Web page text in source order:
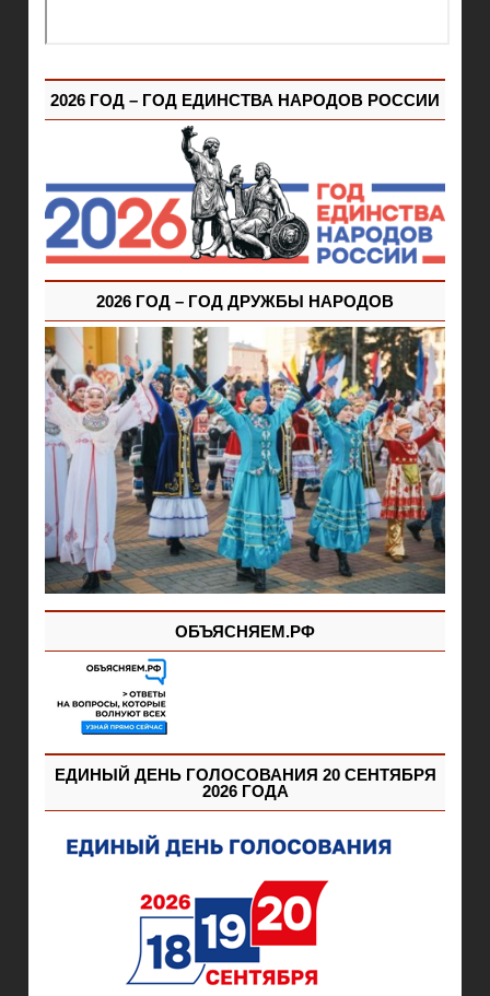
2026 ГОД – ГОД ЕДИНСТВА НАРОДОВ РОССИИ
2026 ГОД – ГОД ДРУЖБЫ НАРОДОВ
ОБЪЯСНЯЕМ.РФ
ЕДИНЫЙ ДЕНЬ ГОЛОСОВАНИЯ 20 СЕНТЯБРЯ
2026 ГОДА